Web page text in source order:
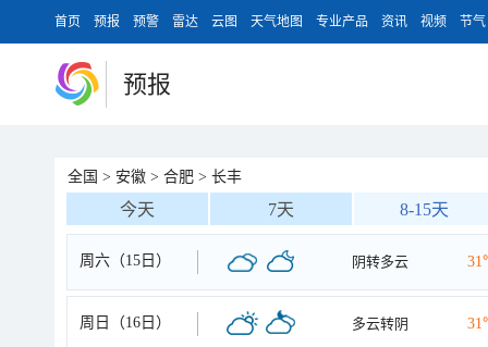
首页 预报 预警 雷达 云图 天气地图 专业产品 资讯 视频 节气
预报
全国 > 安徽 > 合肥 > 长丰
今天 7天 8-15天
周六（15日） 阴转多云
周日（16日） 多云转阴